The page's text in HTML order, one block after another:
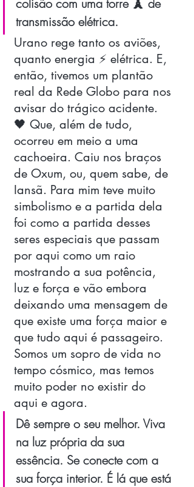
transmissão elétrica.
Urano rege tanto os aviões,
quanto energia ⚡ elétrica. E,
então, tivemos um plantão
real da Rede Globo para nos
avisar do trágico acidente.
🖤 Que, além de tudo,
ocorreu em meio a uma
cachoeira. Caiu nos braços
de Oxum, ou, quem sabe, de
Iansã. Para mim teve muito
simbolismo e a partida dela
foi como a partida desses
seres especiais que passam
por aqui como um raio
mostrando a sua potência,
luz e força e vão embora
deixando uma mensagem de
que existe uma força maior e
que tudo aqui é passageiro.
Somos um sopro de vida no
tempo cósmico, mas temos
muito poder no existir do
aqui e agora.
Dê sempre o seu melhor. Viva
na luz própria da sua
essência. Se conecte com a
sua força interior. É lá que está